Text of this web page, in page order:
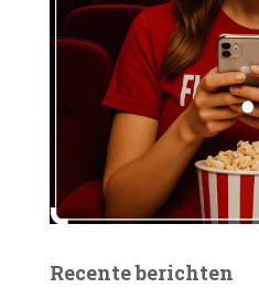
Recente berichten